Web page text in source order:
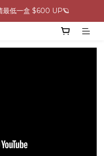
結帳88折💖
最低一盒 $600 UP🪐
組限時優惠✨